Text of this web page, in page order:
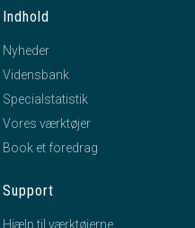
Indhold
Nyheder
Vidensbank
Specialstatistik
Vores værktøjer
Book et foredrag
Support
Hjælp til værktøjerne